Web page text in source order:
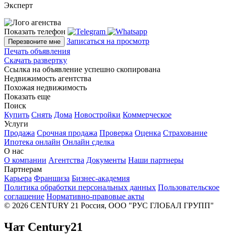
Эксперт
Показать телефон
Перезвоните мне
Записаться на просмотр
Печать объявления
Скачать развертку
Ссылка на объявление успешно скопирована
Недвижимость агентства
Похожая недвижимость
Показать еще
Поиск
Купить Снять Дома Новостройки Коммерческое
Услуги
Продажа Срочная продажа Проверка Оценка Страхование
Ипотека онлайн Онлайн сделка
О нас
О компании Агентства Документы Наши партнеры
Партнерам
Карьера Франшиза Бизнес-академия
Политика обработки персональных данных Пользовательское
соглашение Нормативно-правовые акты
© 2026 CENTURY 21 Россия, ООО "РУС ГЛОБАЛ ГРУПП"
Чат Century21